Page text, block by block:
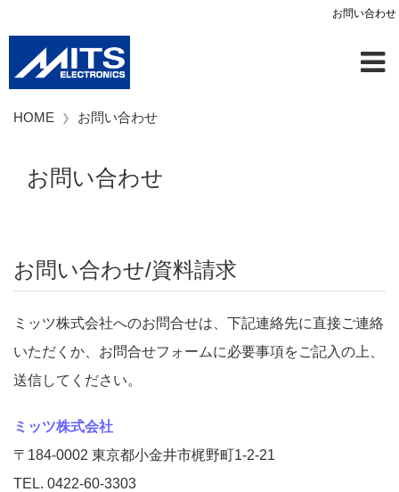
お問い合わせ
HOME お問い合わせ
お問い合わせ
お問い合わせ/資料請求
ミッツ株式会社へのお問合せは、下記連絡先に直接ご連絡
いただくか、お問合せフォームに必要事項をご記入の上、
送信してください。
ミッツ株式会社
〒184-0002 東京都小金井市梶野町1-2-21
TEL. 0422-60-3303